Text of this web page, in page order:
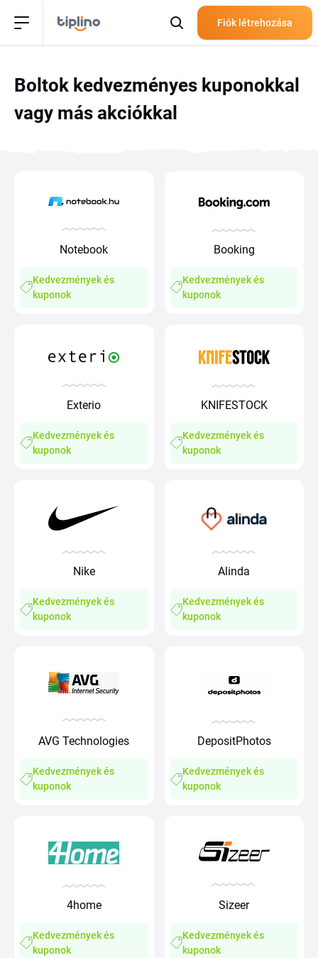
Fiók létrehozása
Boltok kedvezményes kuponokkal
vagy más akciókkal
Notebook
Kedvezmények és
kuponok
Booking
Kedvezmények és
kuponok
Exterio
Kedvezmények és
kuponok
KNIFESTOCK
Kedvezmények és
kuponok
Nike
Kedvezmények és
kuponok
Alinda
Kedvezmények és
kuponok
AVG Technologies
Kedvezmények és
kuponok
DepositPhotos
Kedvezmények és
kuponok
4home
Kedvezmények és
kuponok
Sizeer
Kedvezmények és
kuponok